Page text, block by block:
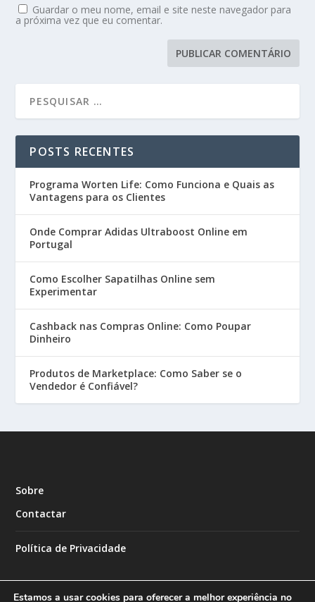
Guardar o meu nome, email e site neste navegador para
a próxima vez que eu comentar.
POSTS RECENTES
Programa Worten Life: Como Funciona e Quais as
Vantagens para os Clientes
Onde Comprar Adidas Ultraboost Online em
Portugal
Como Escolher Sapatilhas Online sem
Experimentar
Cashback nas Compras Online: Como Poupar
Dinheiro
Produtos de Marketplace: Como Saber se o
Vendedor é Confiável?
Sobre
Contactar
Política de Privacidade
Estamos a usar cookies para oferecer a melhor experiência no